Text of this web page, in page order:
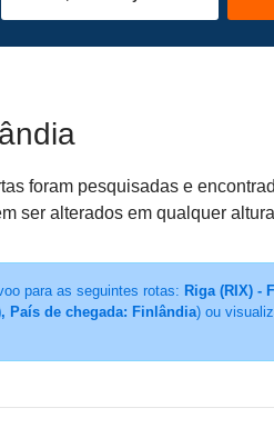
foram pesquisadas e
ser alterados em qualquer
para as seguintes rotas: Riga (RIX) -
País de chegada: Finlândia) ou